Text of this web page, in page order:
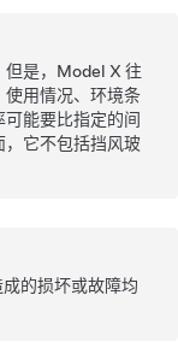
是， Model X 往
使用情况、环境条
能要比指定的间
，它不包括挡风玻
的损坏或故障均